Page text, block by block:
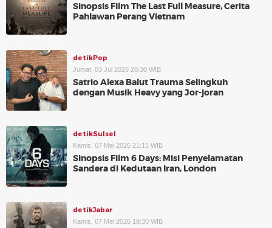
Sinopsis Film The Last Full Measure, Cerita
Pahlawan Perang Vietnam
detikPop
Jumat, 03 Jul 2026 20:30 WIB
Satrio Alexa Balut Trauma Selingkuh
dengan Musik Heavy yang Jor-joran
detikSulsel
Kamis, 07 Mei 2026 21:15 WIB
Sinopsis Film 6 Days: Misi Penyelamatan
Sandera di Kedutaan Iran, London
detikJabar
Kamis, 07 Mei 2026 18:30 WIB